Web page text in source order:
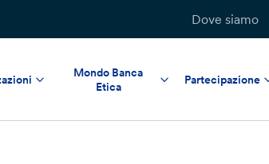
Dove siamo
Mondo Banca
Etica
Partecipazione